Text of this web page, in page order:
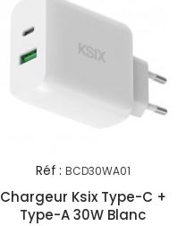
Réf : BCD30WA01
Chargeur Ksix Type-C +
Type-A 30W Blanc